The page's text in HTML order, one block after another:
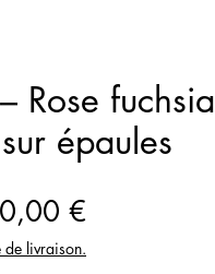
Rose fuchsia
épaules
€
de livraison.